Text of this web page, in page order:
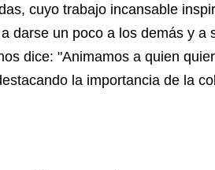
cuyo trabajo incansable
darse un poco a los demás y a
dice: "Animamos a quien
la importancia de la